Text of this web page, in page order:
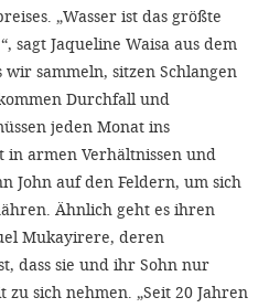
„Wasser ist das größte
sagt Jaqueline Waisa aus dem
wir sammeln, sitzen Schlangen
Durchfall und
jeden Monat ins
in armen Verhältnissen und
John auf den Feldern, um sich
Ähnlich geht es ihren
Mukayirere, deren
dass sie und ihr Sohn nur
sich nehmen. „Seit 20 Jahren